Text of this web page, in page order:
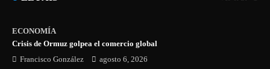
ECONOMÍA
Crisis de Ormuz golpea el comercio global
Francisco González agosto 6, 2026